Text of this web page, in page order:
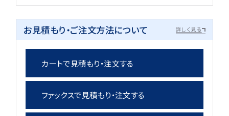
お見積もり・ご注文方法について 詳しく見る
カートで見積もり・注文する
ファックスで見積もり・注文する